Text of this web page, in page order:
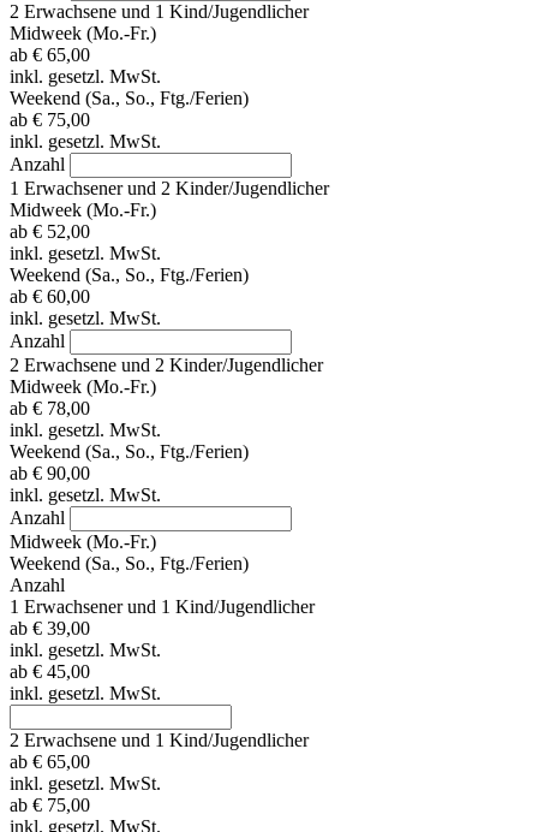
2 Erwachsene und 1 Kind/Jugendlicher
Midweek (Mo.-Fr.)
ab € 65,00
inkl. gesetzl. MwSt.
Weekend (Sa., So., Ftg./Ferien)
ab € 75,00
inkl. gesetzl. MwSt.
Anzahl
1 Erwachsener und 2 Kinder/Jugendlicher
Midweek (Mo.-Fr.)
ab € 52,00
inkl. gesetzl. MwSt.
Weekend (Sa., So., Ftg./Ferien)
ab € 60,00
inkl. gesetzl. MwSt.
Anzahl
2 Erwachsene und 2 Kinder/Jugendlicher
Midweek (Mo.-Fr.)
ab € 78,00
inkl. gesetzl. MwSt.
Weekend (Sa., So., Ftg./Ferien)
ab € 90,00
inkl. gesetzl. MwSt.
Anzahl
Midweek (Mo.-Fr.)
Weekend (Sa., So., Ftg./Ferien)
Anzahl
1 Erwachsener und 1 Kind/Jugendlicher
ab € 39,00
inkl. gesetzl. MwSt.
ab € 45,00
inkl. gesetzl. MwSt.
2 Erwachsene und 1 Kind/Jugendlicher
ab € 65,00
inkl. gesetzl. MwSt.
ab € 75,00
inkl. gesetzl. MwSt.